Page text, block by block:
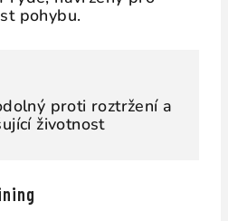
pohybu.
proti roztržení a
životnost